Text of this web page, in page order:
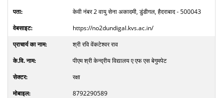
केवी नंबर 2 वायु सेना अकादमी, डुंडीगल, हैदराबाद - 500043
https://no2dundigal.kvs.ac.in/
श्री रवि वेंकटेश्वर राव
पीएम श्री केन्द्रीय विद्यालय ए एफ एस बेगुमपेट
रक्षा
8792290589